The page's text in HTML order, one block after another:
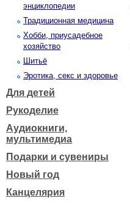
энциклопедии
Традиционная медицина
Хобби, приусадебное
хозяйство
Шитьё
Эротика, секс и здоровье
Для детей
Рукоделие
Аудиокниги,
мультимедиа
Подарки и сувениры
Новый год
Канцелярия